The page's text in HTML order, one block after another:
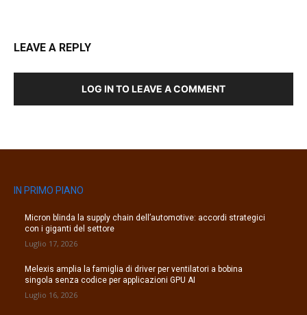
LEAVE A REPLY
LOG IN TO LEAVE A COMMENT
IN PRIMO PIANO
Micron blinda la supply chain dell’automotive: accordi strategici
con i giganti del settore
Luglio 17, 2026
Melexis amplia la famiglia di driver per ventilatori a bobina
singola senza codice per applicazioni GPU AI
Luglio 16, 2026